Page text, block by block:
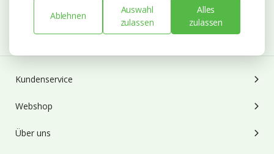
Abonnieren
Kundenservice
Webshop
Über uns
Ablehnen
Auswahl
zulassen
Alles
zulassen